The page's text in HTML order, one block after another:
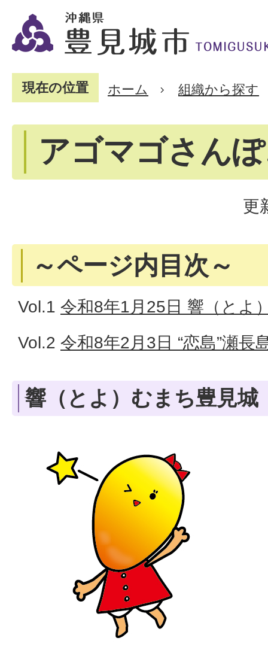
現在の位置 ホーム 組織から探す
アゴマゴさん
更
～ページ内目次～
Vol.1 令和8年1月25日 響（とよ
Vol.2 令和8年2月3日 “恋島”瀬
響（とよ）むまち豊見城